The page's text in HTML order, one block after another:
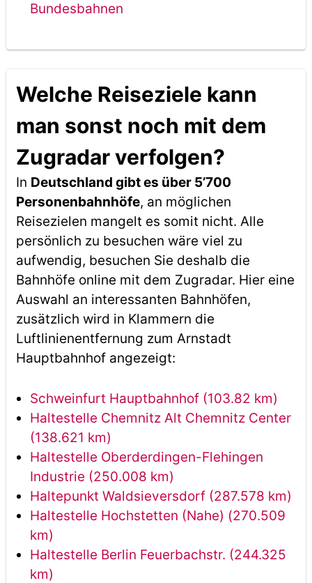
Bundesbahnen
Welche Reiseziele kann
man sonst noch mit dem
Zugradar verfolgen?
In Deutschland gibt es über 5’700
Personenbahnhöfe, an möglichen
Reisezielen mangelt es somit nicht. Alle
persönlich zu besuchen wäre viel zu
aufwendig, besuchen Sie deshalb die
Bahnhöfe online mit dem Zugradar. Hier eine
Auswahl an interessanten Bahnhöfen,
zusätzlich wird in Klammern die
Luftlinienentfernung zum Arnstadt
Hauptbahnhof angezeigt:
Schweinfurt Hauptbahnhof (103.82 km)
Haltestelle Chemnitz Alt Chemnitz Center
(138.621 km)
Haltestelle Oberderdingen-Flehingen
Industrie (250.008 km)
Haltepunkt Waldsieversdorf (287.578 km)
Haltestelle Hochstetten (Nahe) (270.509
km)
Haltestelle Berlin Feuerbachstr. (244.325
km)